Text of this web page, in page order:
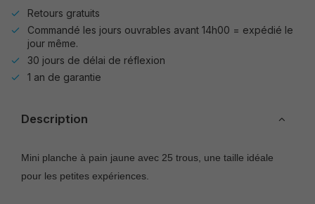
Retours gratuits
Commandé les jours ouvrables avant 14h00 = expédié le
jour même.
30 jours de délai de réflexion
1 an de garantie
Description
Mini planche à pain jaune avec 25 trous, une taille idéale
pour les petites expériences.